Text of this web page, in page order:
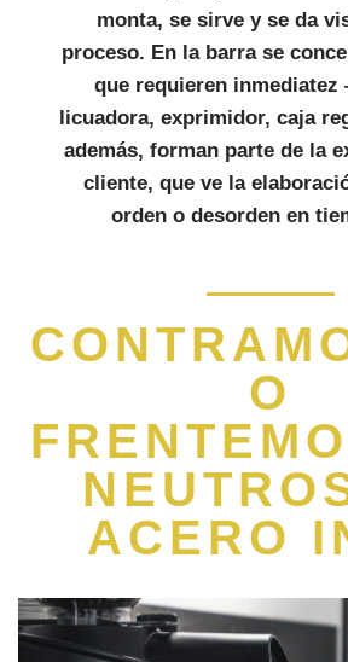
monta, se sirve y se da
proceso. En la barra se
que requieren
licuadora, exprimidor, caja
además, forman parte de la
cliente, que ve la
orden o desorden en
O
ACERO